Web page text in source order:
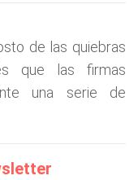
de las quiebras
que las firmas
una serie de